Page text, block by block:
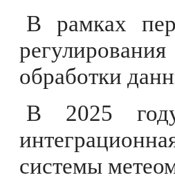
В рамках
обработки
В 2025
системы